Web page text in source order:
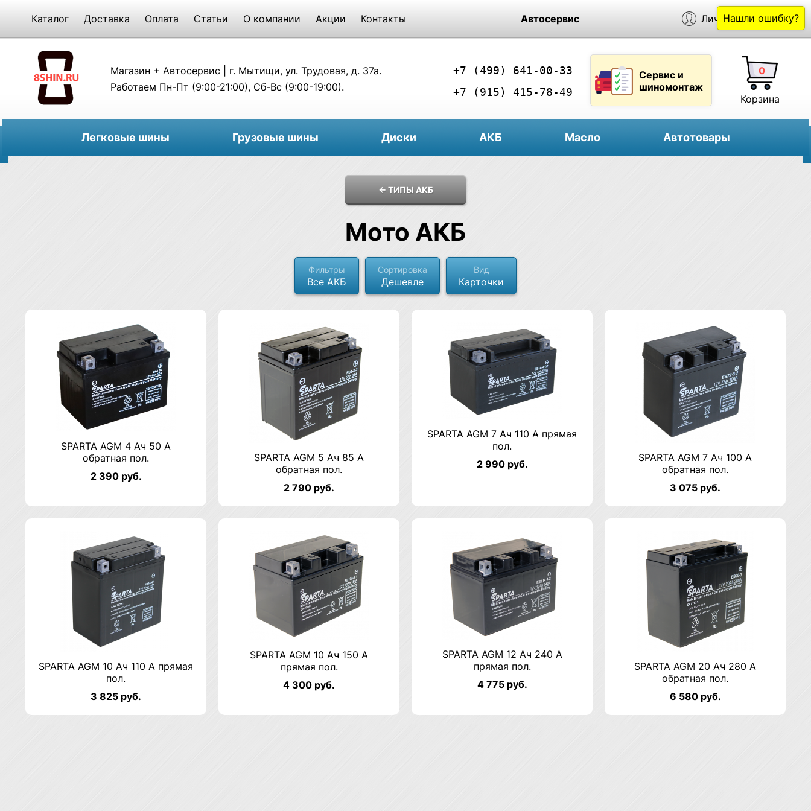
Каталог Доставка Оплата Статьи О компании Акции Контакты Автосервис Личный кабинет
Магазин + Автосервис | г. Мытищи, ул. Трудовая, д. 37а.
Работаем Пн-Пт (9:00-21:00), Сб-Вс (9:00-19:00).
+7 (499) 641-00-33
+7 (915) 415-78-49
Сервис и
шиномонтаж
0
Корзина
Легковые шины Грузовые шины Диски АКБ Масло Автотовары
← ТИПЫ АКБ
Мото АКБ
Фильтры
Все АКБ
Сортировка
Дешевле
Вид
Карточки
SPARTA AGM 4 Ач 50 А
обратная пол.
2 390 руб.
SPARTA AGM 5 Ач 85 А
обратная пол.
2 790 руб.
SPARTA AGM 7 Ач 110 А прямая
пол.
2 990 руб.
SPARTA AGM 7 Ач 100 А
обратная пол.
3 075 руб.
SPARTA AGM 10 Ач 110 А прямая
пол.
3 825 руб.
SPARTA AGM 10 Ач 150 А
прямая пол.
4 300 руб.
SPARTA AGM 12 Ач 240 А
прямая пол.
4 775 руб.
SPARTA AGM 20 Ач 280 А
обратная пол.
6 580 руб.
Нашли ошибку?